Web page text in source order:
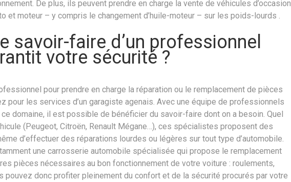
De plus, ils peuvent prendre en charge la vente de véhicules d’occasion
et moteur – y compris le changement d’huile-moteur – sur les poids-lourds .
savoir-faire d’un professionnel
votre sécurité ?
pour prendre en charge la réparation ou le remplacement de pièces
pour les services d’un garagiste agenais. Avec une équipe de professionnels
domaine, il est possible de bénéficier du savoir-faire dont on a besoin. Quel
(Peugeot, Citroën, Renault Mégane…), ces spécialistes proposent des
d’effectuer des réparations lourdes ou légères sur tout type d’automobile.
une carrosserie automobile spécialisée qui propose le remplacement
pièces nécessaires au bon fonctionnement de votre voiture : roulements,
pouvez donc profiter pleinement du confort et de la sécurité procurés par votre